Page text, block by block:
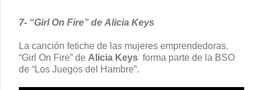
7- “Girl On Fire” de Alicia Keys
La canción fetiche de las mujeres emprendedoras.
“Girl On Fire” de Alicia Keys forma parte de la BSO
de “Los Juegos del Hambre”.